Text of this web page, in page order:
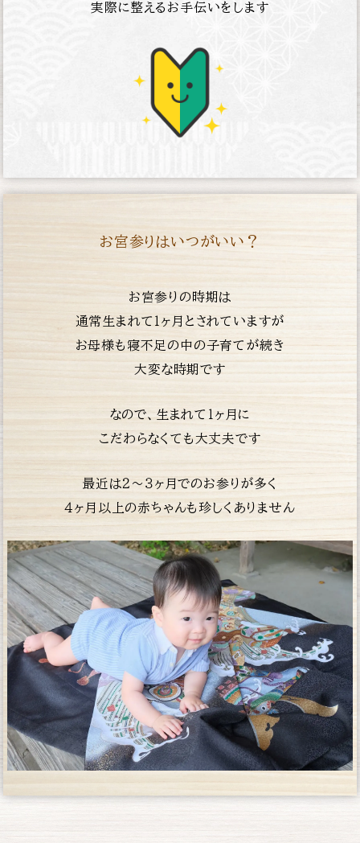
実際に整えるお手伝いをします
お宮参りはいつがいい？
お宮参りの時期は
通常生まれて１ヶ月とされていますが
お母様も寝不足の中の子育てが続き
大変な時期です
なので、生まれて１ヶ月に
こだわらなくても大丈夫です
最近は２〜３ヶ月でのお参りが多く
４ヶ月以上の赤ちゃんも珍しくありません